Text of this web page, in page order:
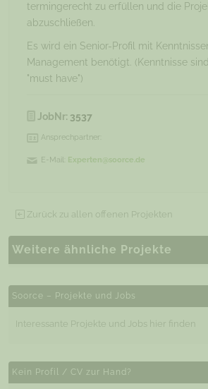
termingerecht zu erfüllen und die
abzuschließen.
Es wird ein Senior-Profil mit
Management benötigt. (Kenntnisse
"must have")
JobNr: 3537
Ansprechpartner:
E-Mail: Experten@soorce.de
Zurück zu allen offenen Projekten
Weitere ähnliche Projekte
Soorce – Projekte und Jobs
Interessante Projekte und Jobs hier finden
Kein Profil / CV zur Hand?